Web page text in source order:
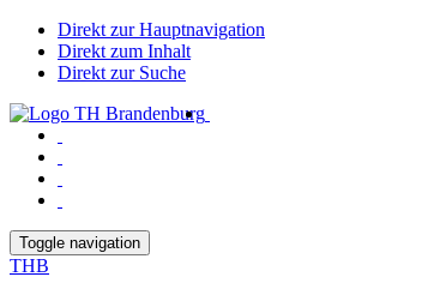
Direkt zur Hauptnavigation
Direkt zum Inhalt
Direkt zur Suche
Toggle navigation
THB